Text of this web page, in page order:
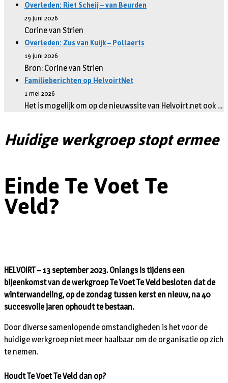
Overleden: Riet Scheij – van Beurden
29 juni 2026
Corine van Strien
Overleden: Zus van Kuijk – Pollaerts
19 juni 2026
Bron: Corine van Strien
Familieberichten op HelvoirtNet
1 mei 2026
Het is mogelijk om op de nieuwssite van Helvoirt.net ook …
Huidige werkgroep stopt ermee
Einde Te Voet Te
Veld?
HELVOIRT – 13 september 2023. Onlangs is tijdens een
bijeenkomst van de werkgroep Te Voet Te Veld besloten dat de
winterwandeling, op de zondag tussen kerst en nieuw, na 40
succesvolle jaren ophoudt te bestaan.
Door diverse samenlopende omstandigheden is het voor de
huidige werkgroep niet meer haalbaar om de organisatie op zich
te nemen.
Houdt Te Voet Te Veld dan op?